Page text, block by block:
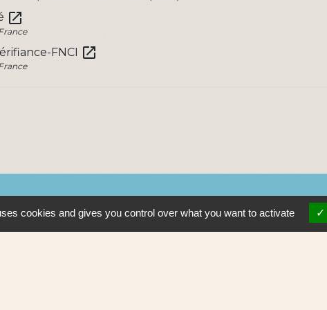
open_in_new
FNCI open_in_new
cookies and gives you control over what you want to activate